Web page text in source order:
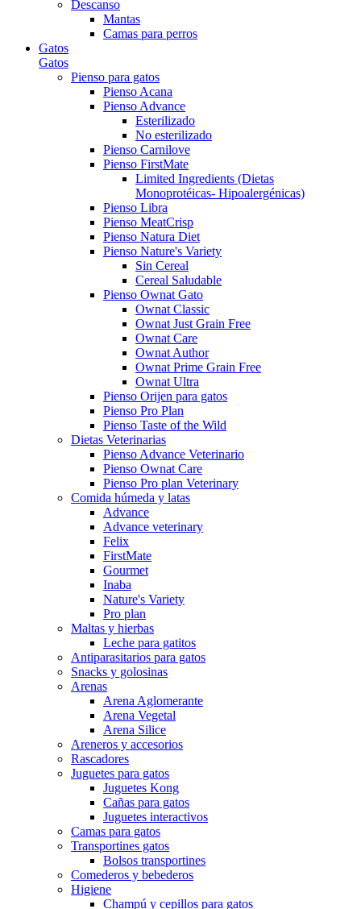
Descanso
Mantas
Camas para perros
Gatos
Gatos
Pienso para gatos
Pienso Acana
Pienso Advance
Esterilizado
No esterilizado
Pienso Carnilove
Pienso FirstMate
Limited Ingredients (Dietas
Monoprotéicas- Hipoalergénicas)
Pienso Libra
Pienso MeatCrisp
Pienso Natura Diet
Pienso Nature's Variety
Sin Cereal
Cereal Saludable
Pienso Ownat Gato
Ownat Classic
Ownat Just Grain Free
Ownat Care
Ownat Author
Ownat Prime Grain Free
Ownat Ultra
Pienso Orijen para gatos
Pienso Pro Plan
Pienso Taste of the Wild
Dietas Veterinarias
Pienso Advance Veterinario
Pienso Ownat Care
Pienso Pro plan Veterinary
Comida húmeda y latas
Advance
Advance veterinary
Felix
FirstMate
Gourmet
Inaba
Nature's Variety
Pro plan
Maltas y hierbas
Leche para gatitos
Antiparasitarios para gatos
Snacks y golosinas
Arenas
Arena Aglomerante
Arena Vegetal
Arena Silice
Areneros y accesorios
Rascadores
Juguetes para gatos
Juguetes Kong
Cañas para gatos
Juguetes interactivos
Camas para gatos
Transportines gatos
Bolsos transportines
Comederos y bebederos
Higiene
Champú y cepillos para gatos